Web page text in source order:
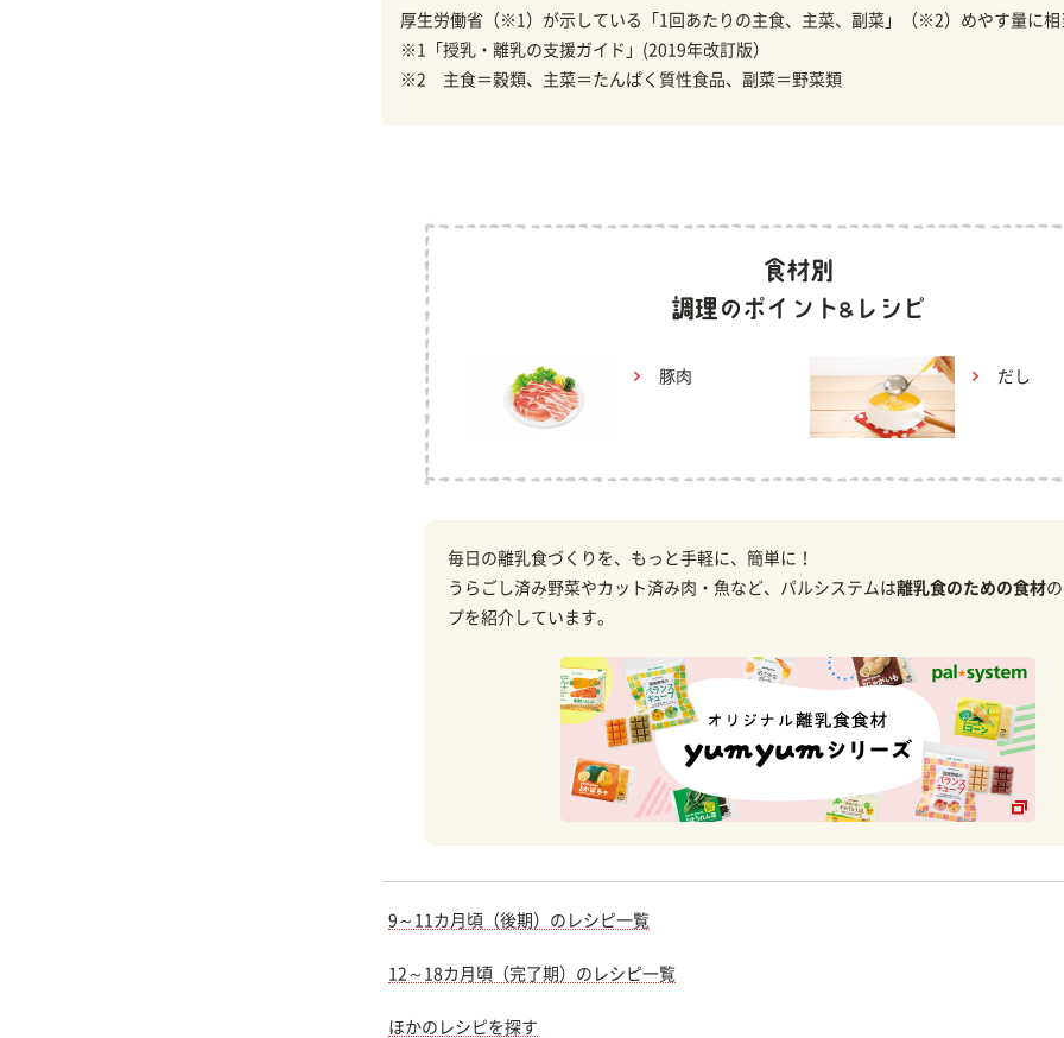
厚生労働省（※1）が示している「1回あたりの主食、主菜、副菜」（※2）めやす量に相
※1「授乳・離乳の支援ガイド」(2019年改訂版）
※2 主食＝穀類、主菜＝たんぱく質性食品、副菜＝野菜類
豚肉 だし
毎日の離乳食づくりを、もっと手軽に、簡単に！
うらごし済み野菜やカット済み肉・魚など、パルシステムは離乳食のための食材
プを紹介しています。
9～11カ月頃（後期）のレシピ一覧
12～18カ月頃（完了期）のレシピ一覧
ほかのレシピを探す